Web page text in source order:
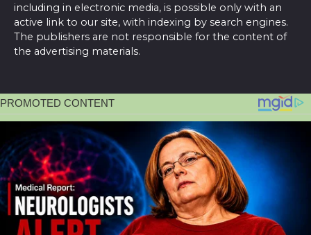
including in electronic media, is possible only with an
active link to our site, with indexing by search engines.
The publishers are not responsible for the content of
the advertising materials.